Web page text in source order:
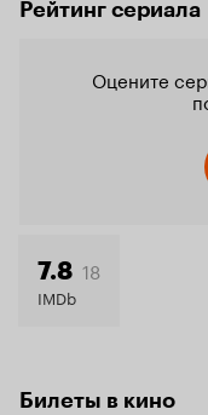
Рейтинг сериала
Оцените
7.8 18
IMDb
Билеты в кино